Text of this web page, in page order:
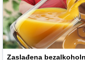
Zaslađena